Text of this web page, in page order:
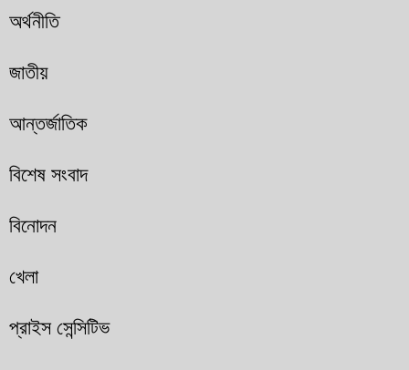
অর্থনীতি
জাতীয়
আন্তর্জাতিক
বিশেষ সংবাদ
বিনোদন
খেলা
প্রাইস সেন্সিটিভ